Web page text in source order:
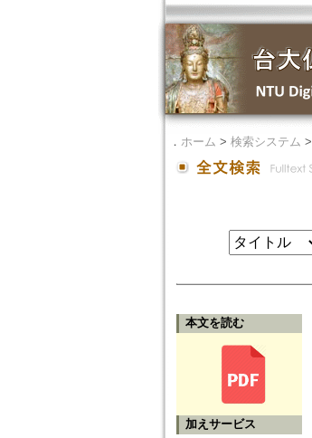
． ホーム > 検索システム >
本文を読む
加えサービス